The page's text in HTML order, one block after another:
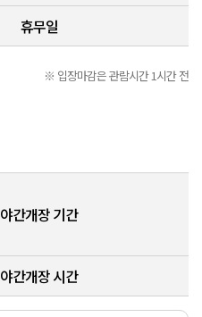
휴무일
※ 입장마감은 관람시간 1시간 전
야간개장 기간
야간개장 시간